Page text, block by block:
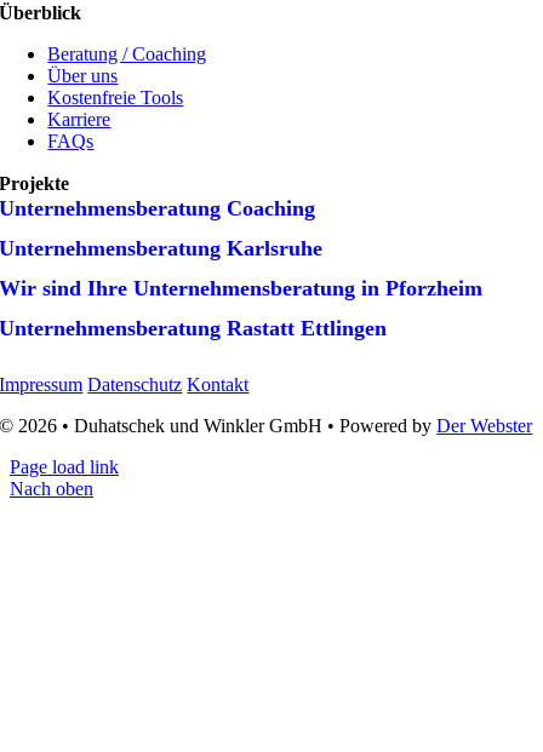
Überblick
Beratung / Coaching
Über uns
Kostenfreie Tools
Karriere
FAQs
Projekte
Unternehmens­beratung Coaching
Unternehmens­beratung Karlsruhe
Wir sind Ihre Unternehmens­beratung in Pforzheim
Unternehmens­beratung Rastatt Ettlingen
Impressum Datenschutz Kontakt
© 2026 • Duhatschek und Winkler GmbH • Powered byDer Webster
Page load link
Nach oben